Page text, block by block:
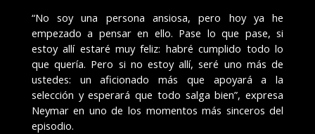
“No soy una persona ansiosa, pero hoy ya he
empezado a pensar en ello. Pase lo que pase, si
estoy allí estaré muy feliz: habré cumplido todo lo
que quería. Pero si no estoy allí, seré uno más de
ustedes: un aficionado más que apoyará a la
selección y esperará que todo salga bien”, expresa
Neymar en uno de los momentos más sinceros del
episodio.